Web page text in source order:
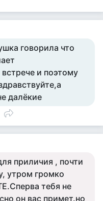
говорила что
и поэтому
далёкие
приличия , почти
утром громко
тебя не
он вас примет.но